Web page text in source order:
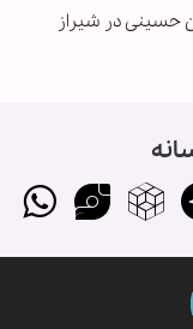
حسینی در شیراز